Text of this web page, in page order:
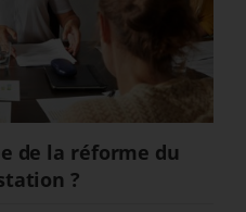
de la réforme du
?